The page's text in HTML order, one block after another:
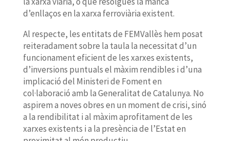
d’enllaços en la xarxa ferroviària existent.
Al respecte, les entitats de FEMVallès hem posat
reiteradament sobre la taula la necessitat d’un
funcionament eficient de les xarxes existents,
d’inversions puntuals el màxim rendibles i d’una
implicació del Ministeri de Foment en
col·laboració amb la Generalitat de Catalunya. No
aspirem a noves obres en un moment de crisi, sinó
a la rendibilitat i al màxim aprofitament de les
xarxes existents i a la presència de l’Estat en